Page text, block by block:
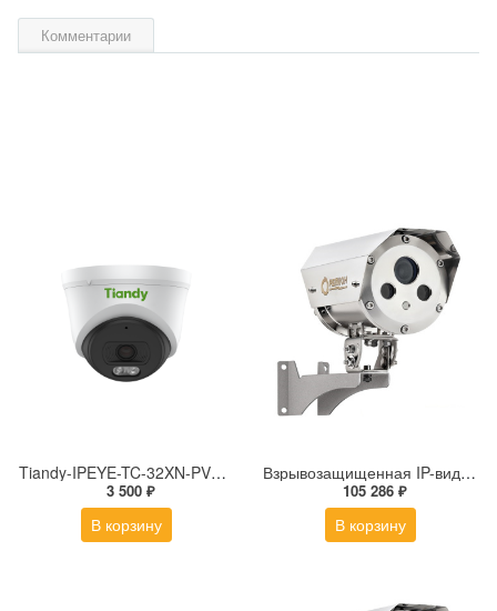
Комментарии
Tiandy-IPEYE-TC-32XN-PVZ 2Мп купольная «турель» IP камера с фиксированным объективом, серия SPARK со встроенным агентом IPEYE для ПВЗ
3 500 ₽
В корзину
Взрывозащищенная IP-видеокамера Релион Релион-Exd-Н-100-ИК-IP5Мп2.7-13.5Z-PoE-SD-МК-TR
105 286 ₽
В корзину